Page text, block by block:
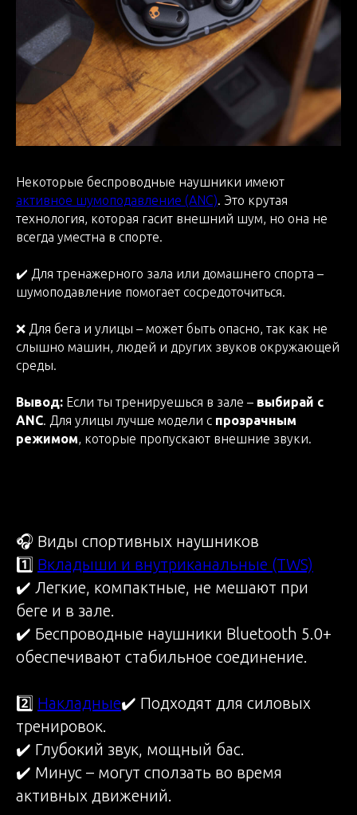
Некоторые беспроводные наушники имеют
активное шумоподавление (ANC). Это крутая
технология, которая гасит внешний шум, но она не
всегда уместна в спорте.
✔️ Для тренажерного зала или домашнего спорта –
шумоподавление помогает сосредоточиться.
❌ Для бега и улицы – может быть опасно, так как не
слышно машин, людей и других звуков окружающей
среды.
Вывод: Если ты тренируешься в зале – выбирай с
ANC. Для улицы лучше модели с прозрачным
режимом, которые пропускают внешние звуки.
🎧 Виды спортивных наушников
1️⃣ Вкладыши и внутриканальные (TWS)
✔️ Легкие, компактные, не мешают при
беге и в зале.
✔️ Беспроводные наушники Bluetooth 5.0+
обеспечивают стабильное соединение.
2️⃣ Накладные✔️ Подходят для силовых
тренировок.
✔️ Глубокий звук, мощный бас.
✔️ Минус – могут сползать во время
активных движений.